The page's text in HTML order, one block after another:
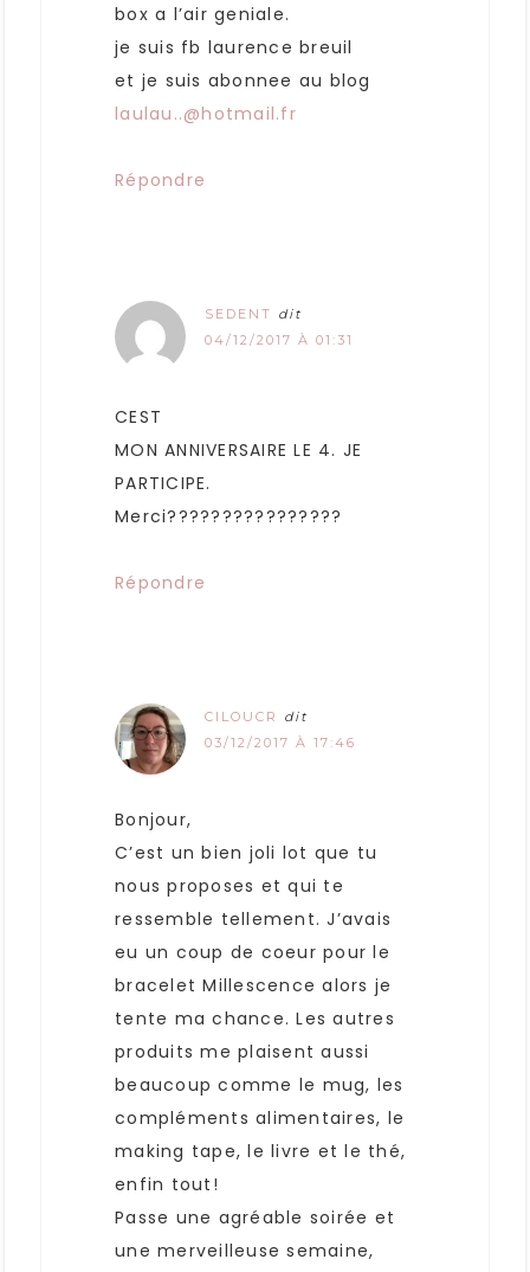
box a l’air geniale.
je suis fb laurence breuil
et je suis abonnee au blog
laulau..@hotmail.fr
Répondre
SEDENT dit
04/12/2017 À 01:31
CEST
MON ANNIVERSAIRE LE 4. JE
PARTICIPE.
Merci????????????????
Répondre
CILOUCR
dit
03/12/2017 À 17:46
Bonjour,
C’est un bien joli lot que tu
nous proposes et qui te
ressemble tellement. J’avais
eu un coup de coeur pour le
bracelet Millescence alors je
tente ma chance. Les autres
produits me plaisent aussi
beaucoup comme le mug, les
compléments alimentaires, le
making tape, le livre et le thé,
enfin tout!
Passe une agréable soirée et
une merveilleuse semaine,